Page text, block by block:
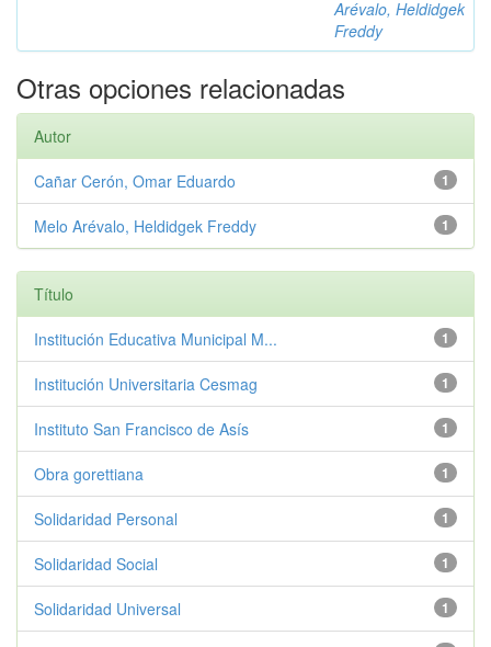
Arévalo, Heldidgek
Freddy
Otras opciones relacionadas
Autor
1
Cañar Cerón, Omar Eduardo
1
Melo Arévalo, Heldidgek Freddy
Título
1
Institución Educativa Municipal M...
1
Institución Universitaria Cesmag
1
Instituto San Francisco de Asís
1
Obra gorettiana
1
Solidaridad Personal
1
Solidaridad Social
1
Solidaridad Universal